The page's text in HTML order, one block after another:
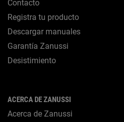
Contacto
Registra tu producto
Descargar manuales
Garantía Zanussi
Desistimiento
ACERCA DE ZANUSSI
Acerca de Zanussi